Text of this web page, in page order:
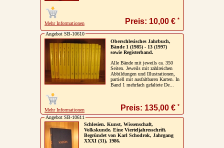
Mehr Informationen Preis: 10,00 € *
Angebot SB-10610
Oberschlesisches Jahrbuch,
Bände 1 (1985) - 13 (1997)
sowie Registerband.
Alle Bände mit jeweils ca. 350
Seiten. Jeweils mit zahlreichen
Abbildungen und Illustrationen,
partiell mit ausfaltbaren Karten. In
Band 1 mehrfach gefaltete De...
Mehr Informationen Preis: 135,00 € *
Angebot SB-10611
Schlesien. Kunst, Wissenschaft,
Volkskunde. Eine Vierteljahresschrift.
Begründet von Karl Schodrok, Jahrgang
XXXI (31), 1986.